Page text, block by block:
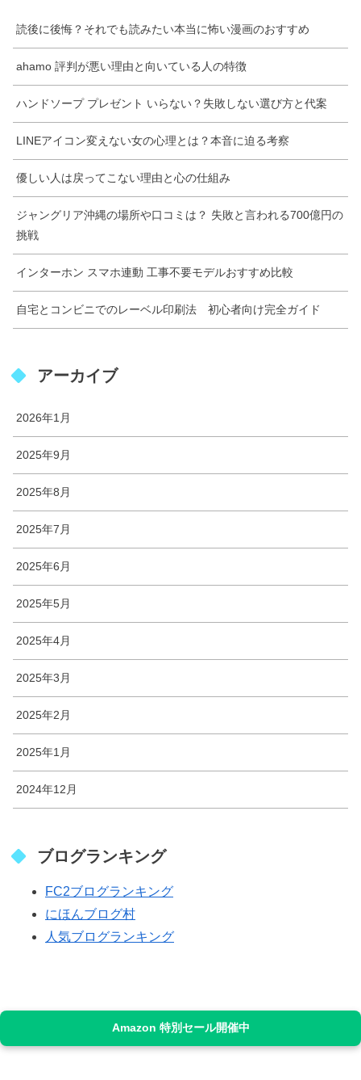
読後に後悔？それでも読みたい本当に怖い漫画のおすすめ
ahamo 評判が悪い理由と向いている人の特徴
ハンドソープ プレゼント いらない？失敗しない選び方と代案
LINEアイコン変えない女の心理とは？本音に迫る考察
優しい人は戻ってこない理由と心の仕組み
ジャングリア沖縄の場所や口コミは？ 失敗と言われる700億円の
挑戦
インターホン スマホ連動 工事不要モデルおすすめ比較
自宅とコンビニでのレーベル印刷法 初心者向け完全ガイド
アーカイブ
2026年1月
2025年9月
2025年8月
2025年7月
2025年6月
2025年5月
2025年4月
2025年3月
2025年2月
2025年1月
2024年12月
ブログランキング
FC2ブログランキング
にほんブログ村
人気ブログランキング
Amazon 特別セール開催中